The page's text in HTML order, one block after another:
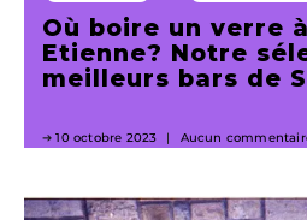
Où boire un verre
Etienne? Notre
meilleurs bars de
10 octobre 2023 Aucun